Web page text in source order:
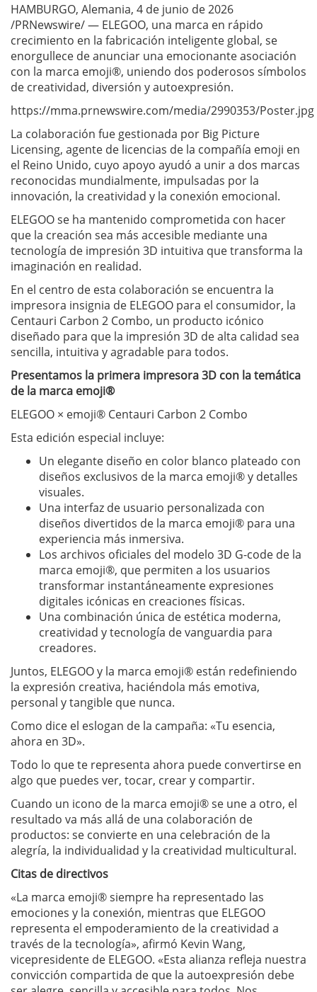
HAMBURGO, Alemania, 4 de junio de 2026
/PRNewswire/ — ELEGOO, una marca en rápido
crecimiento en la fabricación inteligente global, se
enorgullece de anunciar una emocionante asociación
con la marca emoji®, uniendo dos poderosos símbolos
de creatividad, diversión y autoexpresión.
https://mma.prnewswire.com/media/2990353/Poster.jpg
La colaboración fue gestionada por Big Picture
Licensing, agente de licencias de la compañía emoji en
el Reino Unido, cuyo apoyo ayudó a unir a dos marcas
reconocidas mundialmente, impulsadas por la
innovación, la creatividad y la conexión emocional.
ELEGOO se ha mantenido comprometida con hacer
que la creación sea más accesible mediante una
tecnología de impresión 3D intuitiva que transforma la
imaginación en realidad.
En el centro de esta colaboración se encuentra la
impresora insignia de ELEGOO para el consumidor, la
Centauri Carbon 2 Combo, un producto icónico
diseñado para que la impresión 3D de alta calidad sea
sencilla, intuitiva y agradable para todos.
Presentamos la primera impresora 3D con la temática
de la marca emoji®
ELEGOO × emoji® Centauri Carbon 2 Combo
Esta edición especial incluye:
Un elegante diseño en color blanco plateado con
diseños exclusivos de la marca emoji® y detalles
visuales.
Una interfaz de usuario personalizada con
diseños divertidos de la marca emoji® para una
experiencia más inmersiva.
Los archivos oficiales del modelo 3D G-code de la
marca emoji®, que permiten a los usuarios
transformar instantáneamente expresiones
digitales icónicas en creaciones físicas.
Una combinación única de estética moderna,
creatividad y tecnología de vanguardia para
creadores.
Juntos, ELEGOO y la marca emoji® están redefiniendo
la expresión creativa, haciéndola más emotiva,
personal y tangible que nunca.
Como dice el eslogan de la campaña: «Tu esencia,
ahora en 3D».
Todo lo que te representa ahora puede convertirse en
algo que puedes ver, tocar, crear y compartir.
Cuando un icono de la marca emoji® se une a otro, el
resultado va más allá de una colaboración de
productos: se convierte en una celebración de la
alegría, la individualidad y la creatividad multicultural.
Citas de directivos
«La marca emoji® siempre ha representado las
emociones y la conexión, mientras que ELEGOO
representa el empoderamiento de la creatividad a
través de la tecnología», afirmó Kevin Wang,
vicepresidente de ELEGOO. «Esta alianza refleja nuestra
convicción compartida de que la autoexpresión debe